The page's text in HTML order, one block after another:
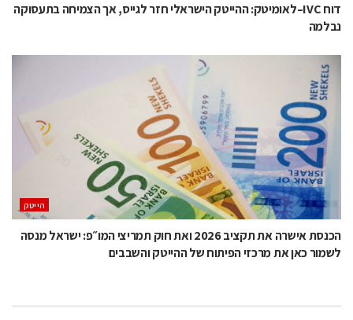
דוח IVC–לאומיטק: ההייטק הישראלי חזר לגייס, אך הצמיחה בתעסוקה
נבלמה
הייטק
הכנסת אישרה את תקציב 2026 ואת חוק תמריצי המו״פ: ישראל מנסה
לשמור כאן את מרכזי הפיתוח של ההייטק והשבבים